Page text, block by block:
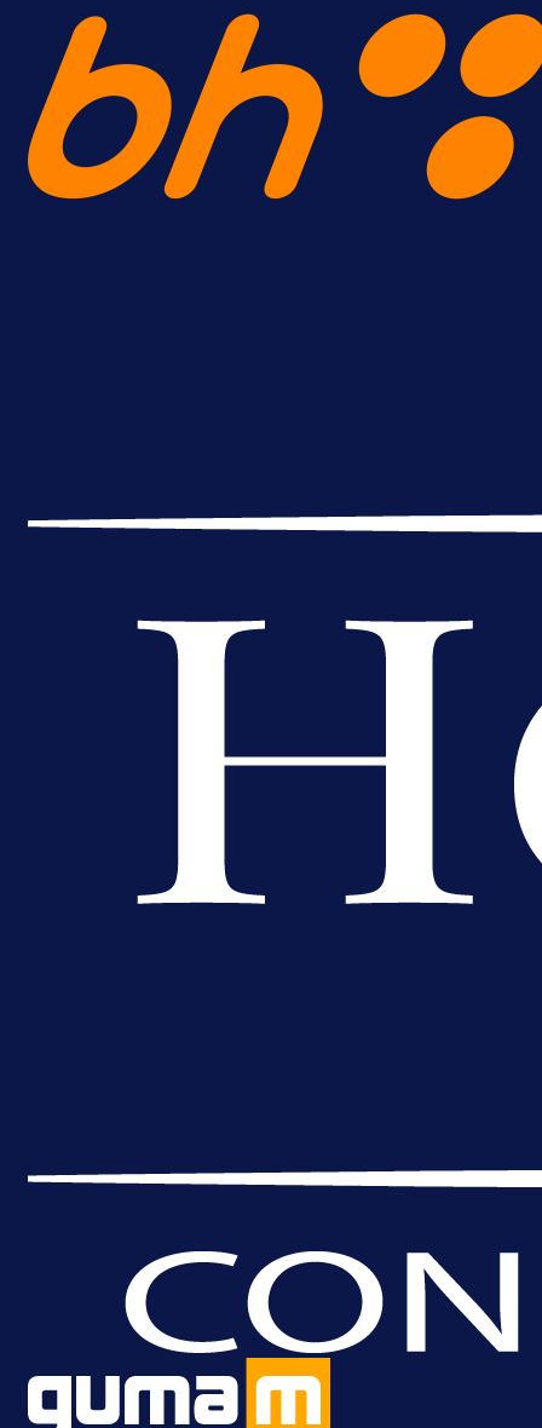
A Selekcija
Lukić seli u Bundesligu? Dva
njemačka kluba krenula po bh.
reprezentativca!